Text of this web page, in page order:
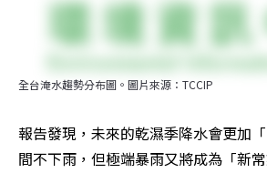
全台淹水趨勢分布圖。圖片來源：TCCIP
報告發現，未來的乾濕季降水會更加
間不下雨，但極端暴雨又將成為「新